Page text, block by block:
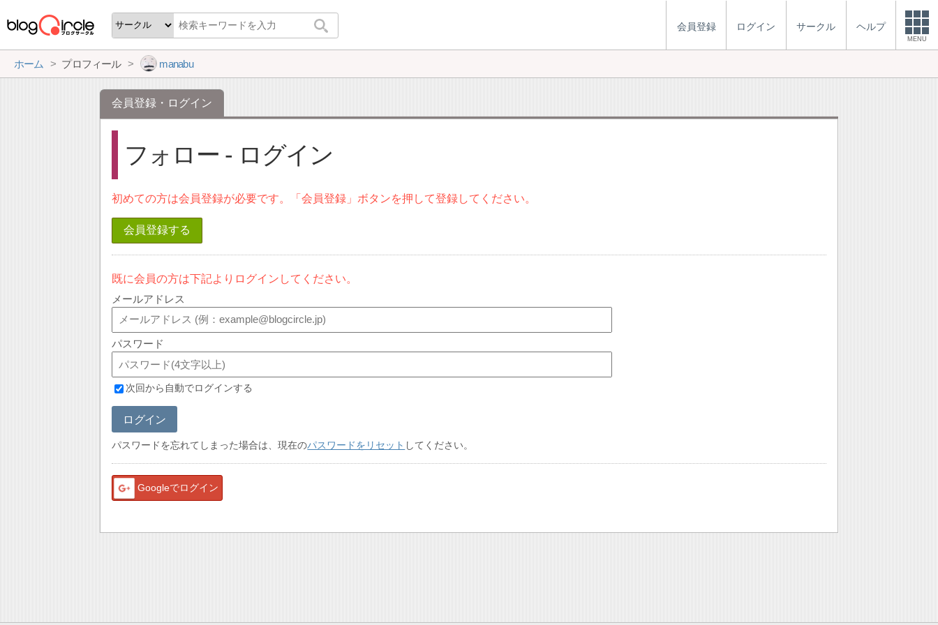
会員登録 ログイン サークル ヘルプ
MENU
ホーム プロフィール manabu
会員登録・ログイン
フォロー - ログイン
初めての方は会員登録が必要です。「会員登録」ボタンを押して登録してください。
会員登録する
既に会員の方は下記よりログインしてください。
メールアドレス
パスワード
次回から自動でログインする
ログイン
パスワードを忘れてしまった場合は、現在のパスワードをリセット してください。
Googleでログイン